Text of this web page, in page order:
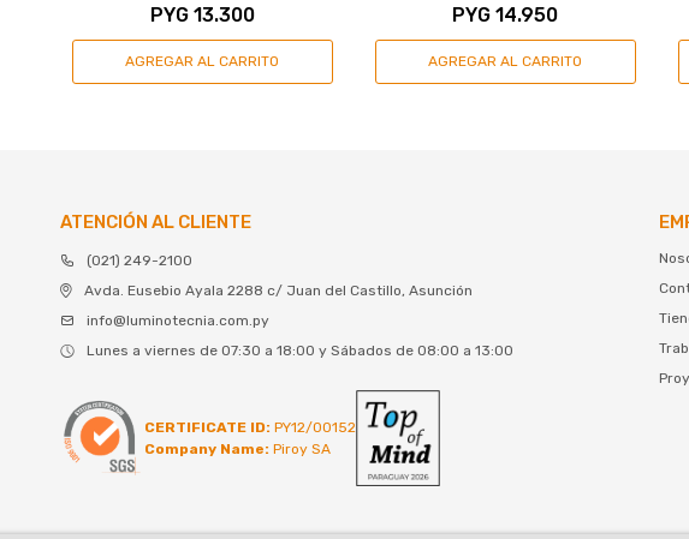
PYG 13.300 PYG 14.950
ATENCIÓN AL CLIENTE
(021) 249-2100
Avda. Eusebio Ayala 2288 c/ Juan del Castillo, Asunción
info@luminotecnia.com.py
Lunes a viernes de 07:30 a 18:00 y Sábados de 08:00 a 13:00
CERTIFICATE ID: PY12/00152
Company Name: Piroy SA